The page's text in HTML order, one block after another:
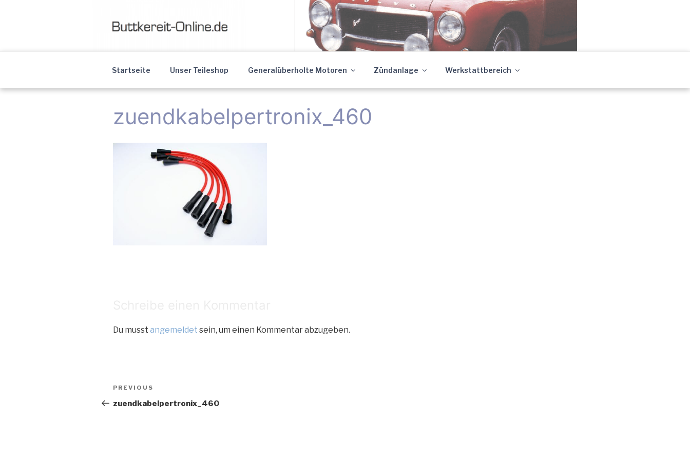
Buttkereit Autotechnik GmbH – Young- &
Oldtimer Reparatur
Professionelle Young- & Oldtimer Werkstatt inkl. Onlineshop
Startseite Unser Teileshop Generalüberholte Motoren Zündanlage Werkstattbereich
zuendkabelpertronix_460
Du musst angemeldet sein, um einen Kommentar abzugeben.
Beitragsnavigation
Previous
Post
PREVIOUS
zuendkabelpertronix_460